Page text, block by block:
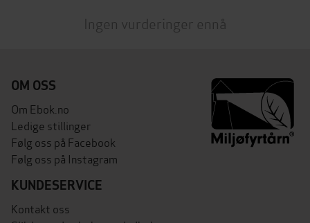
Ingen vurderinger ennå
OM OSS
Om Ebok.no
Ledige stillinger
Følg oss på Facebook
Følg oss på Instagram
KUNDESERVICE
Kontakt oss